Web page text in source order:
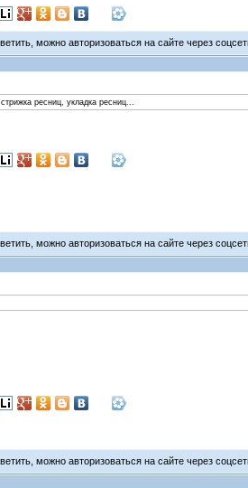
можно авторизоваться на сайте через
ресниц, укладка ресниц...
можно авторизоваться на сайте через
можно авторизоваться на сайте через